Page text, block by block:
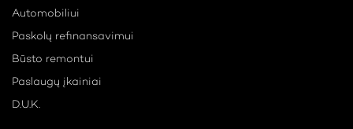
Automobiliui
Paskolų refinansavimui
Būsto remontui
Paslaugų įkainiai
D.U.K.